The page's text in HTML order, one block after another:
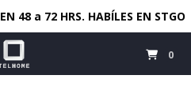
48 a 72 HRS. HABÍLES EN STGO
0